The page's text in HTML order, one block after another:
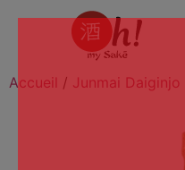
Accueil / Junmai Daiginjo